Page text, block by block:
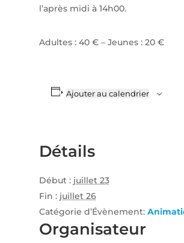
l’après midi à 14h00.
Adultes : 40 € – Jeunes : 20 €
Ajouter au calendrier
Détails
Début : juillet 23
Fin : juillet 26
Catégorie d’Évènement:
Organisateur